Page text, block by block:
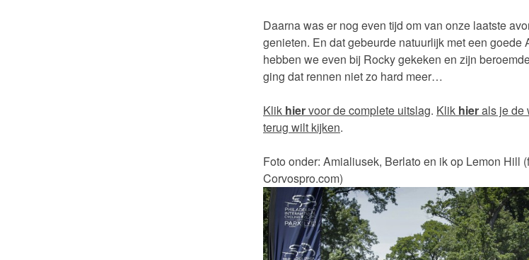
Daarna was er nog even tijd om van onze laatste
genieten. En dat gebeurde natuurlijk met een goede
hebben we even bij Rocky gekeken en zijn
ging dat rennen niet zo hard meer…
Klik hiervoor de complete uitslag. Klik hierals je de
terug wilt kijken.
Foto onder: Amialiusek, Berlato en ik op Lemon Hill
Corvospro.com)